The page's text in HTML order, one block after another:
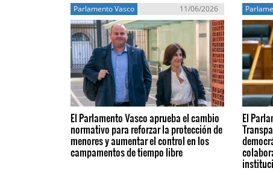
Parlamento Vasco 11/06/2026
El Parlamento Vasco aprueba el cambio
normativo para reforzar la protección de
menores y aumentar el control en los
campamentos de tiempo libre
El